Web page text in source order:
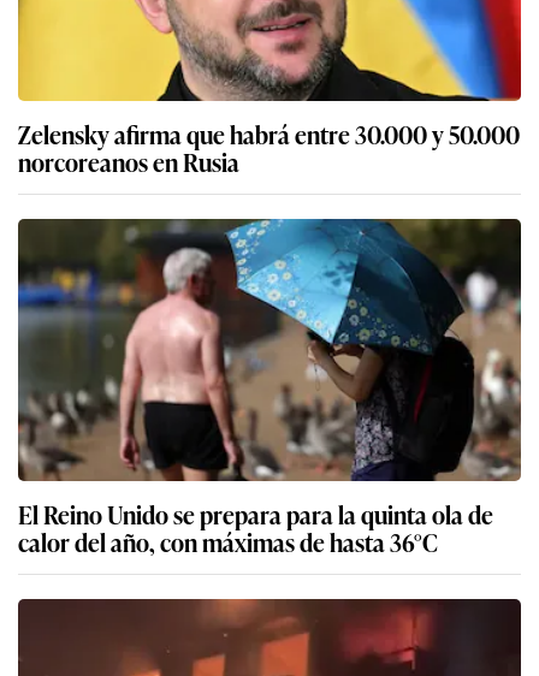
Zelensky afirma que habrá entre 30.000 y 50.000
norcoreanos en Rusia
El Reino Unido se prepara para la quinta ola de
calor del año, con máximas de hasta 36°C